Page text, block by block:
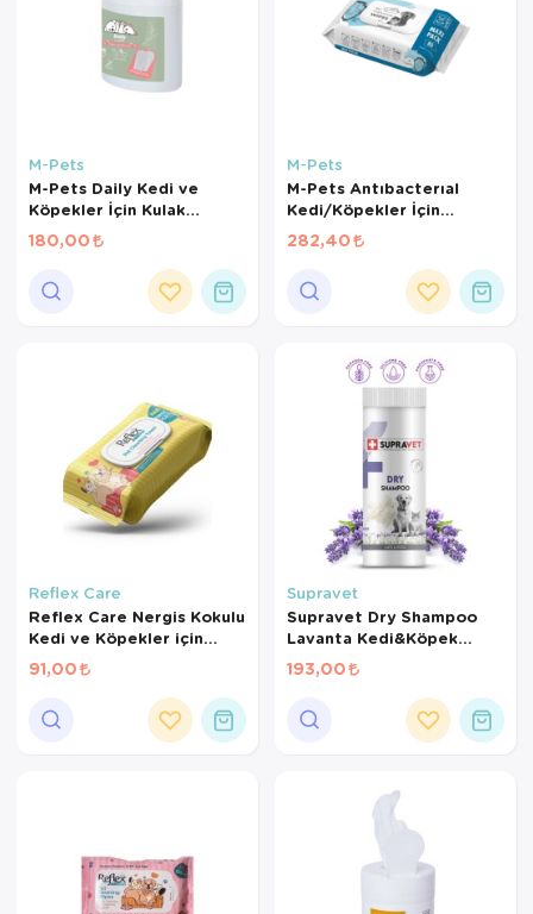
M-Pets
M-Pets Daily Kedi ve
Köpekler İçin Kulak
Temizliği Parmak Pedi
(50'li)
180,00
M-Pets
M-Pets Antıbacterıal
Kedi/Köpekler İçin
Temizleme Mendili 80Li
282,40
Reflex Care
Reflex Care Nergis Kokulu
Kedi ve Köpekler için
Temizleme Mendili 50'li
91,00
Supravet
Supravet Dry Shampoo
Lavanta Kedi&Köpek
Şampuan 150Ml.
193,00